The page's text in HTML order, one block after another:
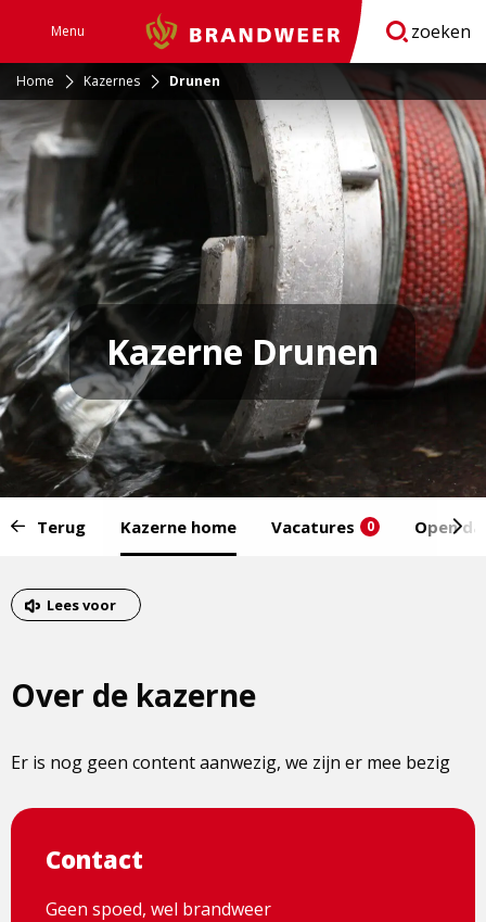
Menu Brandweer zoeken
Home Kazernes Drunen
Kazerne Drunen
van
menu:
Terug Kazerne home Vacatures 0 Open
van
het
Lees voor
Over de kazerne
Er is nog geen content aanwezig, we zijn er mee bezig
Contact
Geen spoed, wel brandweer